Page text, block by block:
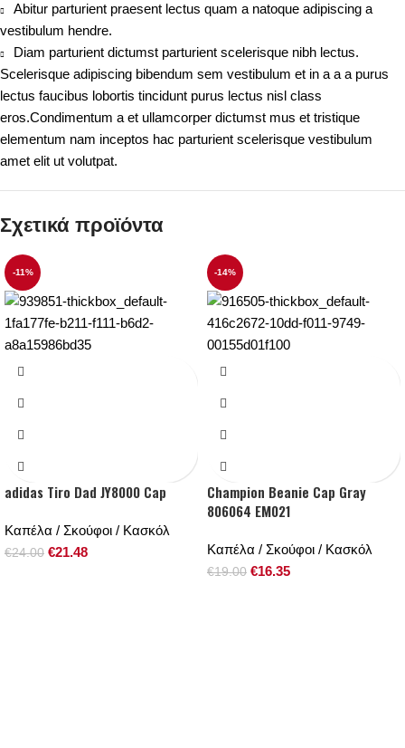
Abitur parturient praesent lectus quam a natoque adipiscing a
vestibulum hendre.
Diam parturient dictumst parturient scelerisque nibh lectus.
Scelerisque adipiscing bibendum sem vestibulum et in a a a purus
lectus faucibus lobortis tincidunt purus lectus nisl class
eros.Condimentum a et ullamcorper dictumst mus et tristique
elementum nam inceptos hac parturient scelerisque vestibulum
amet elit ut volutpat.
Σχετικά προϊόντα
-11%
adidas Tiro Dad JY8000 Cap
Καπέλα / Σκούφοι / Κασκόλ
€24.00 €21.48
-14%
Champion Beanie Cap Gray
806064 EM021
Καπέλα / Σκούφοι / Κασκόλ
€19.00 €16.35